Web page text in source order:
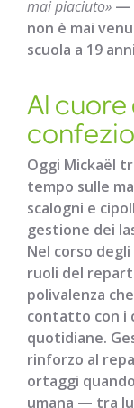
mai piaciuto» —
non è mai
scuola a 19
Al
Oggi Mickaël
tempo sulle
scalogni e
gestione dei
Nel corso
ruoli del
polivalenza
contatto con i
quotidiane.
rinforzo al
ortaggi
umana — tra